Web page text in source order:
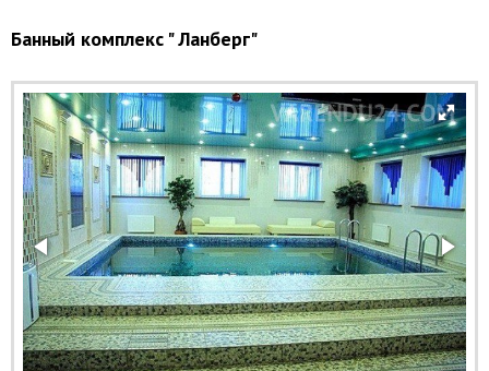
Банный комплекс " Ланберг"